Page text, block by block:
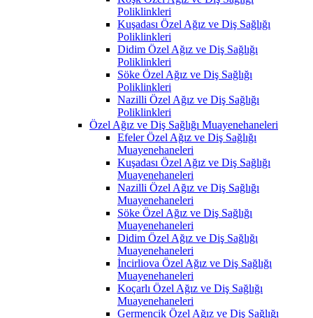
Poliklinkleri
Kuşadası Özel Ağız ve Diş Sağlığı
Poliklinkleri
Didim Özel Ağız ve Diş Sağlığı
Poliklinkleri
Söke Özel Ağız ve Diş Sağlığı
Poliklinkleri
Nazilli Özel Ağız ve Diş Sağlığı
Poliklinkleri
Özel Ağız ve Diş Sağlığı Muayenehaneleri
Efeler Özel Ağız ve Diş Sağlığı
Muayenehaneleri
Kuşadası Özel Ağız ve Diş Sağlığı
Muayenehaneleri
Nazilli Özel Ağız ve Diş Sağlığı
Muayenehaneleri
Söke Özel Ağız ve Diş Sağlığı
Muayenehaneleri
Didim Özel Ağız ve Diş Sağlığı
Muayenehaneleri
İncirliova Özel Ağız ve Diş Sağlığı
Muayenehaneleri
Koçarlı Özel Ağız ve Diş Sağlığı
Muayenehaneleri
Germencik Özel Ağız ve Diş Sağlığı